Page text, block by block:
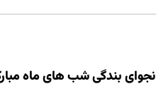
نجوای بندگی شب های ماه